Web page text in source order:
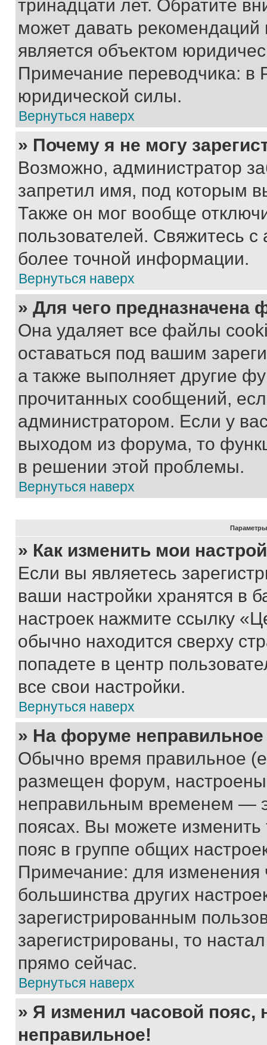
тринадцати лет. Обратите
может давать
является объектом
Примечание переводчика: в
юридической силы.
Вернуться наверх
» Почему я не могу
Возможно, администратор
запретил имя, под которым
Также он мог вообще
пользователей. Свяжитесь
более точной информации.
Вернуться наверх
» Для чего предназначена
Она удаляет все файлы
оставаться под вашим
а также выполняет другие
прочитанных сообщений,
администратором. Если у
выходом из форума, то
в решении этой проблемы.
Вернуться наверх
Параметры
» Как изменить мои
Если вы являетесь
ваши настройки хранятся в
настроек нажмите ссылку
обычно находится сверху
попадете в центр
все свои настройки.
Вернуться наверх
» На форуме
Обычно время правильное
размещен форум, настроены
неправильным временем —
поясах. Вы можете изменить
пояс в группе общих
Примечание: для изменения
большинства других
зарегистрированным
зарегистрированы, то
прямо сейчас.
Вернуться наверх
» Я изменил часовой пояс,
неправильное!